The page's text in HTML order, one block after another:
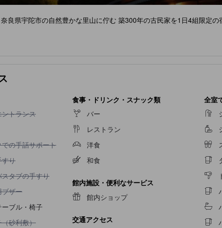
奈良県宇陀市の自然豊かな里山に佇む 築300年の古民家を1日4組限定の
ランス不可
トランス
手話サポート不可
の手話サポート
不可
すり
ブの手すり不可
タブの手すり
ー不可
ザー
ブル・椅子
利敷）不可
砂利敷）
食事・ドリンク・スナック類
バー
レストラン
洋食
和食
館内施設・便利なサービス
館内ショップ
交通アクセス
全室